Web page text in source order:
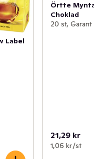
Label
Örtte
Choklad
20 st, Garant
21,29 kr
1,06 kr /st